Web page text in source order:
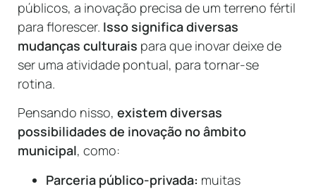
públicos, a inovação precisa de um terreno fértil
para florescer. Isso significa diversas
mudanças culturais para que inovar deixe de
ser uma atividade pontual, para tornar-se
rotina.
Pensando nisso, existem diversas
possibilidades de inovação no âmbito
municipal, como:
Parceria público-privada: muitas